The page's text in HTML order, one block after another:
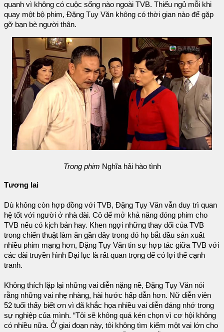
quanh vì không có cuộc sống nào ngoài TVB. Thiếu ngủ mỗi khi
quay một bộ phim, Đặng Tụy Văn không có thời gian nào để gặp
gỡ bạn bè người thân.
Trong phim Nghĩa hải hào tình
Tương lai
Dù không còn hợp đồng với TVB, Đặng Tụy Văn vẫn duy trì quan
hệ tốt với người ở nhà đài. Cô để mở khả năng đóng phim cho
TVB nếu có kịch bản hay. Khen ngợi những thay đổi của TVB
trong chiến thuật làm ăn gần đây trong đó họ bắt đầu sản xuất
nhiều phim mạng hơn, Đặng Tụy Văn tin sự hợp tác giữa TVB với
các đài truyền hình Đại lục là rất quan trọng để có lợi thế cạnh
tranh.
Không thích lặp lại những vai diễn nặng nề, Đặng Tụy Văn nói
rằng những vai nhẹ nhàng, hài hước hấp dẫn hơn. Nữ diễn viên
52 tuổi thấy biết ơn vì đã khắc họa nhiều vai diễn đáng nhớ trong
sự nghiệp của mình. “Tôi sẽ không quá kén chọn vì cơ hội không
có nhiều nữa. Ở giai đoạn này, tôi không tìm kiếm một vai lớn cho